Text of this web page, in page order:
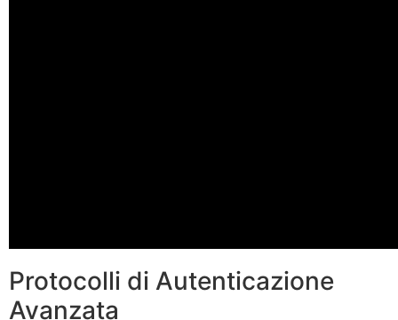
Protocolli di Autenticazione
Avanzata